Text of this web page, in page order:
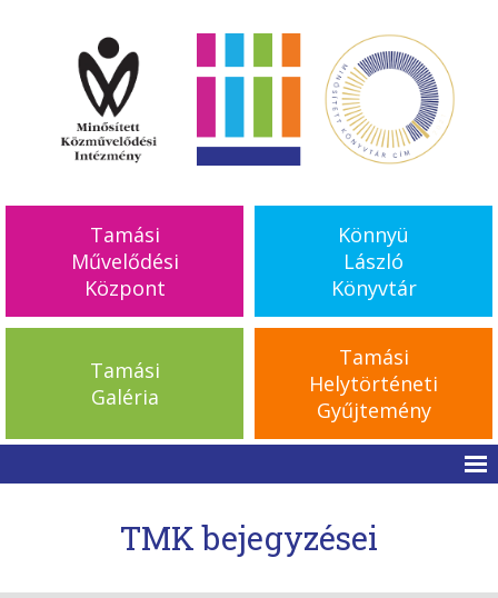
Tamási
Művelődési
Központ
Könnyü
László
Könyvtár
Tamási
Galéria
Tamási
Helytörténeti
Gyűjtemény
TMK bejegyzései